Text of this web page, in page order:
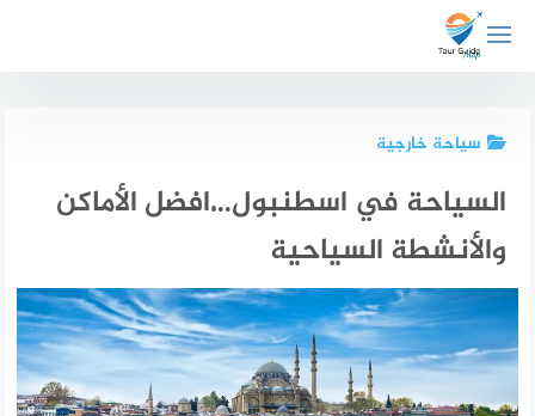
المحتوى
سياحة خارجية
السياحة في اسطنبول…افضل الأماكن
والأنشطة السياحية